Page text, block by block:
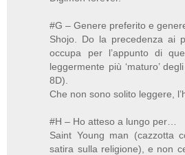
#G – Genere preferito e
Shojo. Do la precedenza ai
occupa per l’appunto di
leggermente più ‘maturo’
8D).
Che non sono solito leggere,
#H – Ho atteso a lungo per…
Saint Young man (cazzotta
satira sulla religione), e non